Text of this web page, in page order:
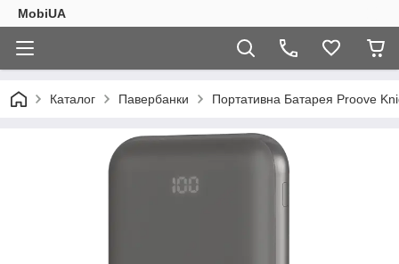
MobiUA
Каталог Павербанки Портативна Батарея Proove